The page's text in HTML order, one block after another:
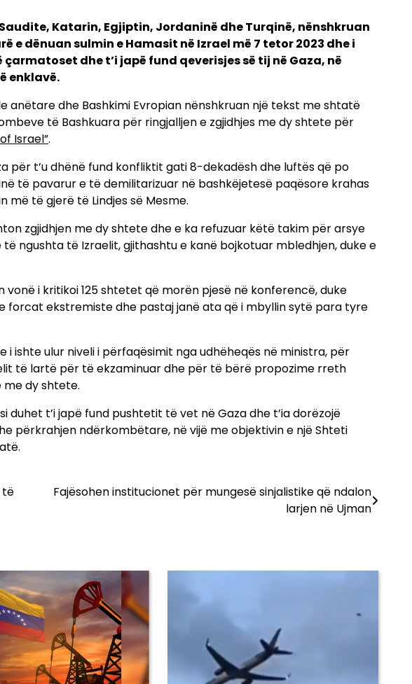
Katarin, Egjiptin, Jordaninë dhe Turqinë, nënshkruan
e dënuan sulmin e Hamasit në Izrael më 7 tetor 2023 dhe i
dhe t’i japë fund qeverisjes së tij në Gaza, në
enklavë.
anëtare dhe Bashkimi Evropian nënshkruan një tekst me shtatë
të Bashkuara për ringjalljen e zgjidhjes me dy shtete për
Israel”.
për t’u dhënë fund konfliktit gati 8-dekadësh dhe luftës që po
të pavarur e të demilitarizuar në bashkëjetesë paqësore krahas
të gjerë të Lindjes së Mesme.
zgjidhjen me dy shtete dhe e ka refuzuar këtë takim për arsye
ngushta të Izraelit, gjithashtu e kanë bojkotuar mbledhjen, duke e
i kritikoi 125 shtetet që morën pjesë në konferencë, duke
forcat ekstremiste dhe pastaj janë ata që i mbyllin sytë para tyre
ishte ulur niveli i përfaqësimit nga udhëheqës në ministra, për
të lartë për të ekzaminuar dhe për të bërë propozime rreth
me dy shtete.
duhet t’i japë fund pushtetit të vet në Gaza dhe t’ia dorëzojë
përkrahjen ndërkombëtare, në vijë me objektivin e një Shteti
të
Fajësohen institucionet për mungesë sinjalistike që ndalon
larjen në Ujman